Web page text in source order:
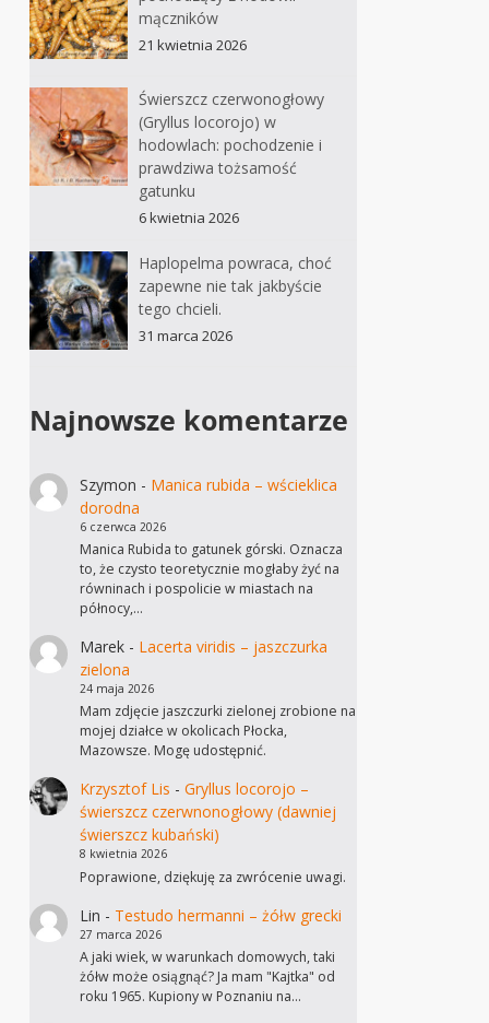
mączników
21 kwietnia 2026
Świerszcz czerwonogłowy
(Gryllus locorojo) w
hodowlach: pochodzenie i
prawdziwa tożsamość
gatunku
6 kwietnia 2026
Haplopelma powraca, choć
zapewne nie tak jakbyście
tego chcieli.
31 marca 2026
Najnowsze komentarze
Szymon - Manica rubida – wścieklica
dorodna
6 czerwca 2026
Manica Rubida to gatunek górski. Oznacza
to, że czysto teoretycznie mogłaby żyć na
równinach i pospolicie w miastach na
północy,…
Marek- Lacerta viridis – jaszczurka
zielona
24 maja 2026
Mam zdjęcie jaszczurki zielonej zrobione na
mojej działce w okolicach Płocka,
Mazowsze. Mogę udostępnić.
Krzysztof Lis - Gryllus locorojo –
świerszcz czerwnonogłowy (dawniej
świerszcz kubański)
8 kwietnia 2026
Poprawione, dziękuję za zwrócenie uwagi.
Lin - Testudo hermanni – żółw grecki
27 marca 2026
A jaki wiek, w warunkach domowych, taki
żółw może osiągnąć? Ja mam "Kajtka" od
roku 1965. Kupiony w Poznaniu na…